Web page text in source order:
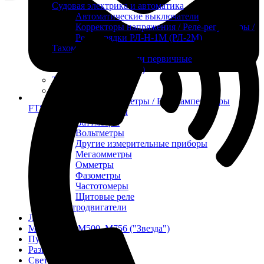
FTS-omsk@mail.ru
Судовая электрика и автоматика
Автоматические выключатели
Корректоры напряжения / Реле-регуляторы /
Реле зарядки РЛ-Н-1М (РЛ-2М)
Тахоментры
Преобразователи первичные
(тахогенераторы)
Трансформаторы
Ампервольтметры / Вольтамперметры
Амперметры
Ваттметры
Вольтметры
Другие измерительные приборы
Мегаомметры
Омметры
Фазометры
Частотомеры
Щитовые реле
Электродвигатели
Лебедка
М400 (401), М500, М756 ("Звезда")
Пускатели
Разное
Светильники судовые